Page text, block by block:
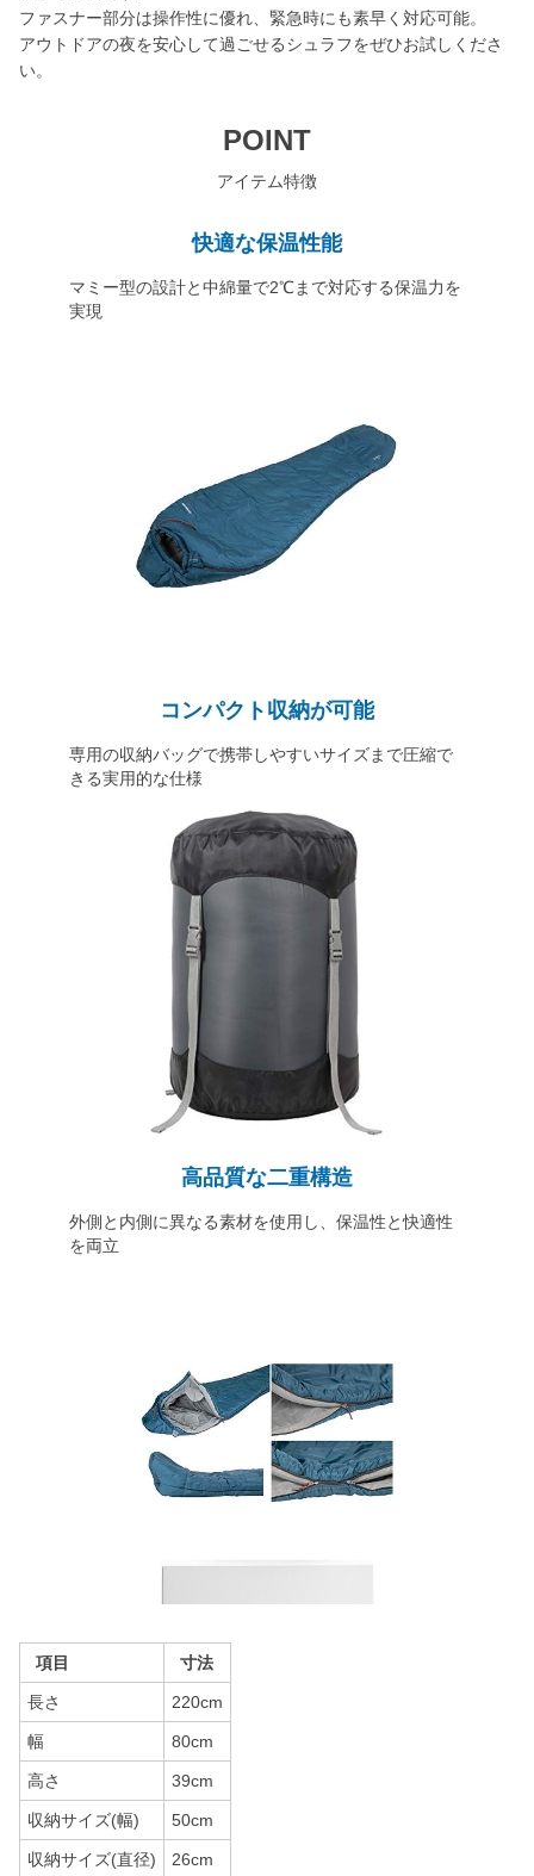
ファスナー部分は操作性に優れ、緊急時にも素早く対応可能。
アウトドアの夜を安心して過ごせるシュラフをぜひお試しくださ
い。
POINT
アイテム特徴
快適な保温性能
マミー型の設計と中綿量で2℃まで対応する保温力を
実現
コンパクト収納が可能
専用の収納バッグで携帯しやすいサイズまで圧縮で
きる実用的な仕様
高品質な二重構造
外側と内側に異なる素材を使用し、保温性と快適性
を両立
項目 寸法
長さ 220cm
幅 80cm
高さ 39cm
収納サイズ(幅) 50cm
収納サイズ(直径) 26cm